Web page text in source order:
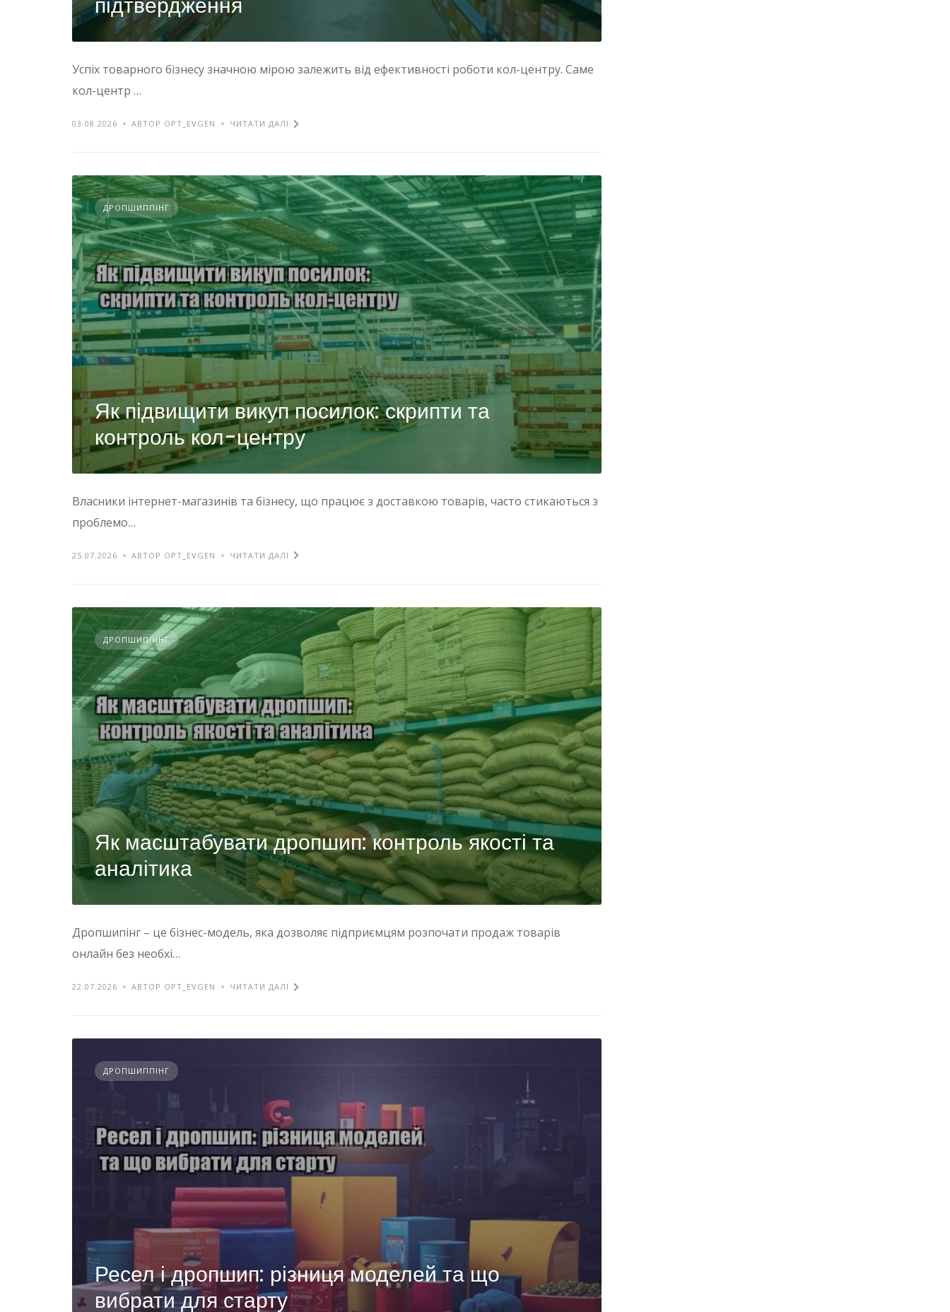
підтвердження
Успіх товарного бізнесу значною мірою залежить від ефективності роботи кол-центру. Саме
кол-центр …
03.08.2026 АВТОР OPT_EVGEN ЧИТАТИ ДАЛІ
ДРОПШИППІНГ
Як підвищити викуп посилок: скрипти та
контроль кол-центру
Власники інтернет-магазинів та бізнесу, що працює з доставкою товарів, часто стикаються з
проблемо…
25.07.2026 АВТОР OPT_EVGEN ЧИТАТИ ДАЛІ
ДРОПШИППІНГ
Як масштабувати дропшип: контроль якості та
аналітика
Дропшипінг – це бізнес-модель, яка дозволяє підприємцям розпочати продаж товарів
онлайн без необхі…
22.07.2026 АВТОР OPT_EVGEN ЧИТАТИ ДАЛІ
ДРОПШИППІНГ
Ресел і дропшип: різниця моделей та що
вибрати для старту